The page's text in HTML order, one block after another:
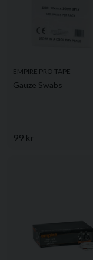
EMPIRE PRO TAPE
Gauze Swabs
99 kr